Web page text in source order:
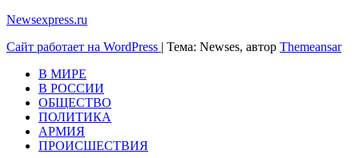
Newsexpress.ru
Сайт работает на WordPress | Тема: Newses, автор Themeansar
В МИРЕ
В РОССИИ
ОБЩЕСТВО
ПОЛИТИКА
АРМИЯ
ПРОИСШЕСТВИЯ